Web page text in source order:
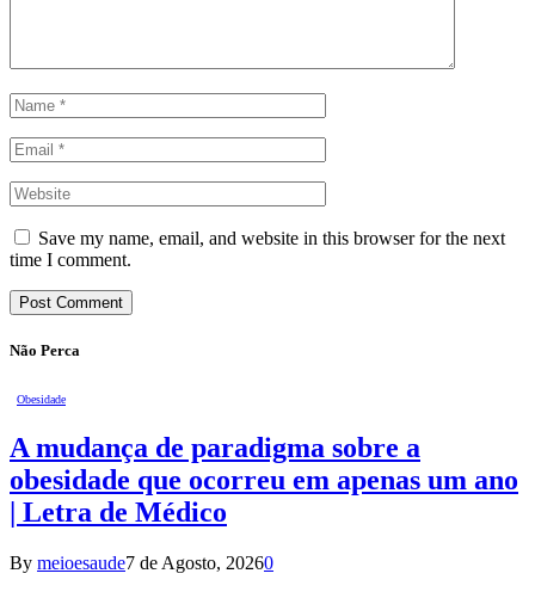
Save my name, email, and website in this browser for the next
time I comment.
Não Perca
Obesidade
A mudança de paradigma sobre a
obesidade que ocorreu em apenas um ano
| Letra de Médico
By meioesaude7 de Agosto, 20260